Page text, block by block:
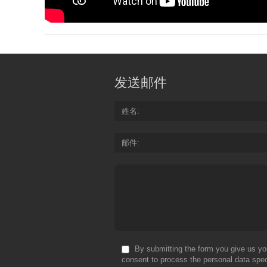
发送邮件
姓名
邮件
By submitting the form you give us
consent to process the personal data